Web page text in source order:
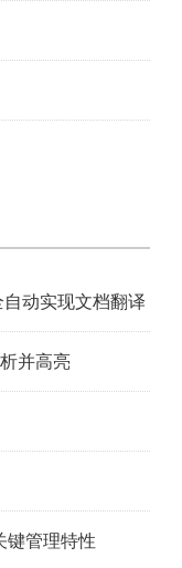
自动实现文档翻译
并高亮
键管理特性